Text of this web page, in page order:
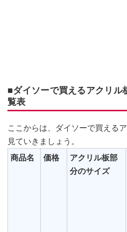
■ダイソーで買えるアクリル
覧表
ここからは、ダイソーで買える
見ていきましょう。
商品名
価格
アクリル板部
分のサイズ